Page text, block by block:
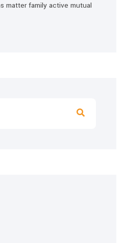
matter family active mutual